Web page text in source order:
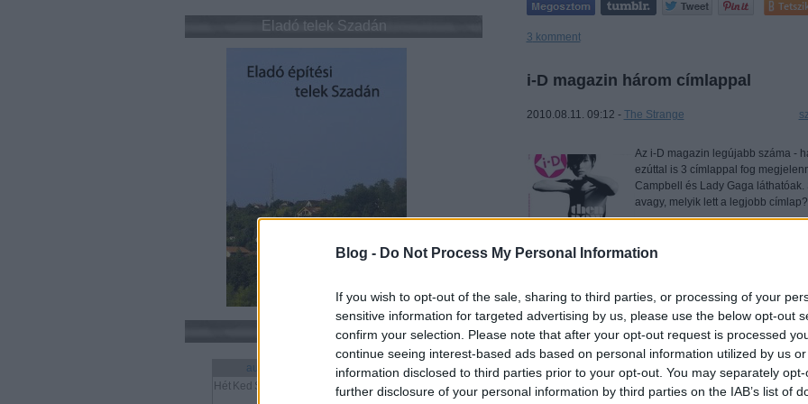
Blog - Do Not Process My Personal Information
If you wish to opt-out of the sale, sharing to third parties, or processing of your
sensitive information for targeted advertising by us, please use the below opt-out
confirm your selection. Please note that after your opt-out request is processed
continue seeing interest-based ads based on personal information utilized by us
information disclosed to third parties prior to your opt-out. You may separately
further disclosure of your personal information by third parties on the IAB’s list of
Eladó telek Szadán
Naptár
augusztus 2026
Hét Ked Sze SzoVas
3 komment
i-D magazin három címlappal
2010.08.11. 09:12 - The Strange
Az i-D magazin legújabb száma -
ezúttal is 3 címlappal fog
Campbell és Lady Gaga
avagy, melyik lett a legjobb címlap?
Tetszik
Szólj hozzá!